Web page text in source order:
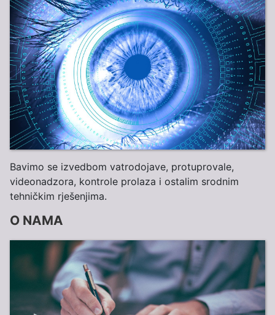
Bavimo se izvedbom vatrodojave, protuprovale,
videonadzora, kontrole prolaza i ostalim srodnim
tehničkim rješenjima.
O NAMA